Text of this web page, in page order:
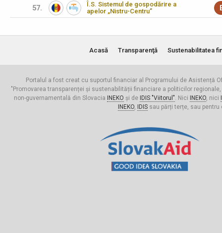
57.
Î.S. Sistemul de gospodărire a
apelor „Nistru-Centru”
Acasă Transparenţă Sustenabilitatea
Portalul a fost creat cu suportul financiar al Programului de Asistență
"Promovarea transparenței și sustenabilității financiare a politicilor
non-guvernamentală din Slovacia
INEKO și de IDIS "Viitorul". Nici INEKO, nici
INEKO, IDISsau părți terțe, sau pentru